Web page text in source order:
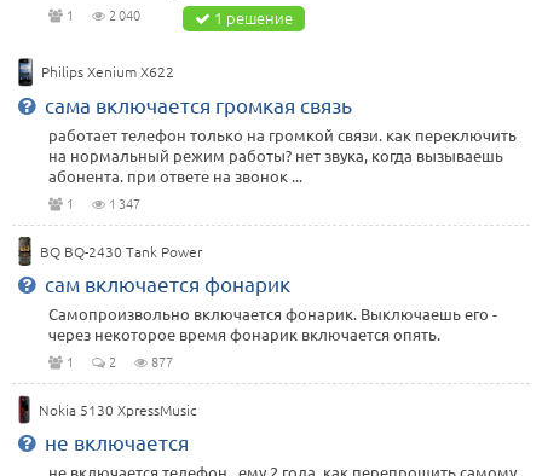
1 2 040 1 решение
Philips Xenium X622
сама включается громкая связь
работает телефон только на громкой связи. как переключить
на нормальный режим работы? нет звука, когда вызываешь
абонента. при ответе на звонок ...
1 1 347
BQ BQ-2430 Tank Power
сам включается фонарик
Самопроизвольно включается фонарик. Выключаешь его -
через некоторое время фонарик включается опять.
1 2 877
Nokia 5130 XpressMusic
не включается
не включается телефон.. ему 2 года. как перепрошить самому,